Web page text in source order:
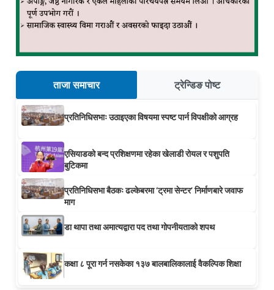
ताजा समाचार ट्रेन्डिङ पोष्ट
प्रतिनिधिसभाः उठाइएका विषयमा स्पष्ट पार्न विपक्षीको आग्रह
एसियाडको बन्द प्रशिक्षणमा रहेका खेलाडी रोयल र पशुपति
बुटिकमा
प्रतिनिधिसभा बैठकः ढल्केबरमा ‘ट्रमा सेन्टर’ निर्माणबारे जवाफ
माग
डा थापा तथा अमात्यद्वारा पद तथा गोपनीयताको शपथ
कक्षा ८ पूरा गर्न नसकेका १३७ बालबालिकालाई वैकल्पिक शिक्षा